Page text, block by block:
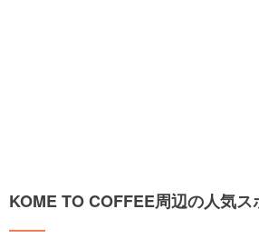
KOME TO COFFEE周辺の人気ス